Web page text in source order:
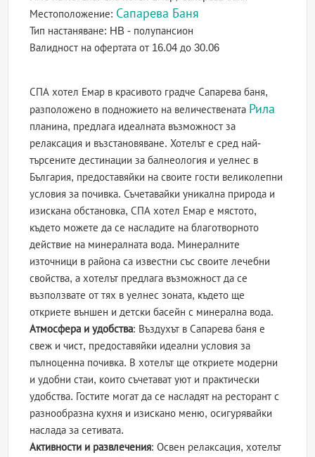
Местоположение: Сапарева Баня
Тип настаняване: HB - полупансион
Валидност на офертатаот 16.04 до 30.06
СПА хотел Емар в красивото градче Сапарева баня,
разположено в подножието на величествената Рила
планина, предлага идеалната възможност за
релаксация и възстановяване. Хотелът е сред най-
търсените дестинации за балнеология и уелнес в
България, предоставяйки на своите гости великолепни
условия за почивка. Съчетавайки уникална природа и
изискана обстановка, СПА хотел Емар е мястото,
където можете да се насладите на благотворното
действие на минералната вода. Минералните
източници в района са известни със своите лечебни
свойства, а хотелът предлага възможност да се
възползвате от тях в уелнес зоната, където ще
откриете външен и детски басейн с минерална вода.
Атмосфера и удобства: Въздухът в Сапарева баня е
свеж и чист, предоставяйки идеални условия за
пълноценна почивка. В хотелът ще откриете модерни
и удобни стаи, които съчетават уют и практически
удобства. Гостите могат да се насладят на ресторант с
разнообразна кухня и изискано меню, осигурявайки
наслада за сетивата.
Активности и развлечения: Освен релаксация, хотелът